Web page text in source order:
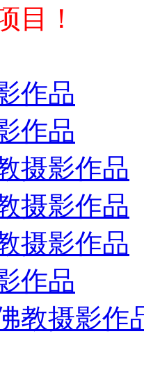
目！
作品
作品
摄影作品
摄影作品
摄影作品
作品
教摄影作